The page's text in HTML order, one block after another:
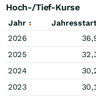
Hoch-/Tief-Kurse
Jahr
2026
2025
2024
2023